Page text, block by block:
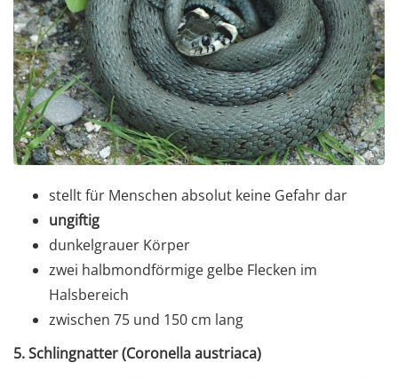
stellt für Menschen absolut keine Gefahr dar
ungiftig
dunkelgrauer Körper
zwei halbmondförmige gelbe Flecken im
Halsbereich
zwischen 75 und 150 cm lang
5. Schlingnatter (Coronella austriaca)